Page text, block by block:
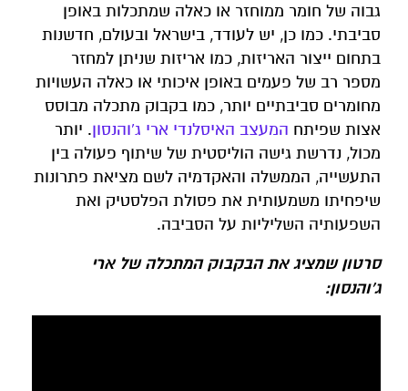
גבוה של חומר ממוחזר או כאלה שמתכלות באופן
סביבתי. כמו כן, יש לעודד, בישראל ובעולם, חדשנות
בתחום ייצור האריזות, כמו אריזות שניתן למחזר
מספר רב של פעמים באופן איכותי או כאלה העשויות
מחומרים סביבתיים יותר, כמו בקבוק מתכלה מבוסס
אצות שפיתח המעצב האיסלנדי ארי ג'והנסון. יותר
מכול, נדרשת גישה הוליסטית של שיתוף פעולה בין
התעשייה, הממשלה והאקדמיה לשם מציאת פתרונות
שיפחיתו משמעותית את פסולת הפלסטיק ואת
השפעותיה השליליות על הסביבה.
סרטון שמציג את הבקבוק המתכלה של ארי
ג'והנסון: